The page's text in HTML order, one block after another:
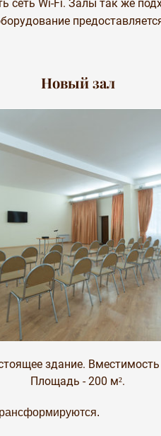
Новый зал
здание. Вместимость
Площадь - 200 м².